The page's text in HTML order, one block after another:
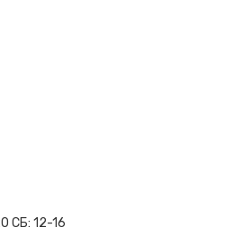
СБ: 12-16